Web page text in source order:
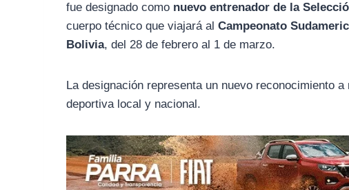
e
b
e
g
t
s
fue designado como nuevo entrenador de la
cuerpo técnico que viajará alCampeonato
Bolivia, del 28 de febrero al 1 de marzo.
La designación representa un nuevo reconocimiento
deportiva local y nacional.